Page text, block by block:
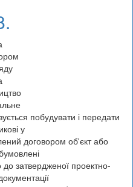
побудувати і передати
у
договором об'єкт або
затвердженої проектно-